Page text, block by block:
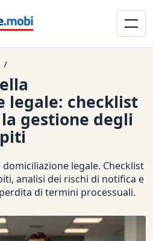
legale: checklist
gestione degli
legale. Checklist
analisi dei rischi di notifica e
di termini processuali.